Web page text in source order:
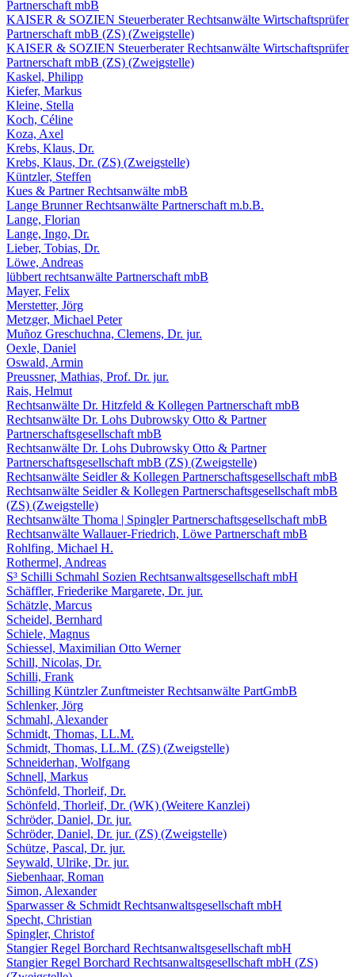
Partnerschaft mbB
KAISER & SOZIEN Steuerberater Rechtsanwälte Wirtschaftsprüfer
Partnerschaft mbB (ZS) (Zweigstelle)
KAISER & SOZIEN Steuerberater Rechtsanwälte Wirtschaftsprüfer
Partnerschaft mbB (ZS) (Zweigstelle)
Kaskel, Philipp
Kiefer, Markus
Kleine, Stella
Koch, Céline
Koza, Axel
Krebs, Klaus, Dr.
Krebs, Klaus, Dr. (ZS) (Zweigstelle)
Küntzler, Steffen
Kues & Partner Rechtsanwälte mbB
Lange Brunner Rechtsanwälte Partnerschaft m.b.B.
Lange, Florian
Lange, Ingo, Dr.
Lieber, Tobias, Dr.
Löwe, Andreas
lübbert rechtsanwälte Partnerschaft mbB
Mayer, Felix
Merstetter, Jörg
Metzger, Michael Peter
Muñoz Greschuchna, Clemens, Dr. jur.
Oexle, Daniel
Oswald, Armin
Preussner, Mathias, Prof. Dr. jur.
Rais, Helmut
Rechtsanwälte Dr. Hitzfeld & Kollegen Partnerschaft mbB
Rechtsanwälte Dr. Lohs Dubrowsky Otto & Partner
Partnerschaftsgesellschaft mbB
Rechtsanwälte Dr. Lohs Dubrowsky Otto & Partner
Partnerschaftsgesellschaft mbB (ZS) (Zweigstelle)
Rechtsanwälte Seidler & Kollegen Partnerschaftsgesellschaft mbB
Rechtsanwälte Seidler & Kollegen Partnerschaftsgesellschaft mbB
(ZS) (Zweigstelle)
Rechtsanwälte Thoma | Spingler Partnerschaftsgesellschaft mbB
Rechtsanwälte Wallauer-Friedrich, Löwe Partnerschaft mbB
Rohlfing, Michael H.
Rothermel, Andreas
S³ Schilli Schmahl Sozien Rechtsanwaltsgesellschaft mbH
Schäffler, Friederike Margarete, Dr. jur.
Schätzle, Marcus
Scheidel, Bernhard
Schiele, Magnus
Schiessel, Maximilian Otto Werner
Schill, Nicolas, Dr.
Schilli, Frank
Schilling Küntzler Zunftmeister Rechtsanwälte PartGmbB
Schlenker, Jörg
Schmahl, Alexander
Schmidt, Thomas, LL.M.
Schmidt, Thomas, LL.M. (ZS) (Zweigstelle)
Schneiderhan, Wolfgang
Schnell, Markus
Schönfeld, Thorleif, Dr.
Schönfeld, Thorleif, Dr. (WK) (Weitere Kanzlei)
Schröder, Daniel, Dr. jur.
Schröder, Daniel, Dr. jur. (ZS) (Zweigstelle)
Schütze, Pascal, Dr. jur.
Seywald, Ulrike, Dr. jur.
Siebenhaar, Roman
Simon, Alexander
Sparwasser & Schmidt Rechtsanwaltsgesellschaft mbH
Specht, Christian
Spingler, Christof
Stangier Regel Borchard Rechtsanwaltsgesellschaft mbH
Stangier Regel Borchard Rechtsanwaltsgesellschaft mbH (ZS)